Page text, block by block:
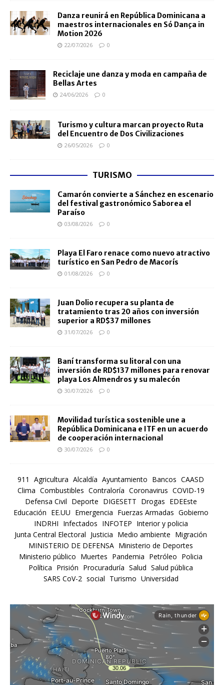
Danza reunirá en República Dominicana a
maestros internacionales en Só Dança in
Motion 2026
22/07/2026 0
Reciclaje une danza y moda en campaña de
Bellas Artes
24/06/2026 0
Turismo y cultura marcan proyecto Ruta
del Encuentro de Dos Civilizaciones
26/05/2026 0
TURISMO
Camarón convierte a Sánchez en escenario
del festival gastronómico Saborea el
Paraíso
03/08/2026 0
Playa El Faro renace como nuevo atractivo
turístico en San Pedro de Macorís
01/08/2026 0
Juan Dolio recupera su planta de
tratamiento tras 20 años con inversión
superior a RD$37 millones
31/07/2026 0
Baní transforma su litoral con una
inversión de RD$137 millones para renovar
playa Los Almendros y su malecón
30/07/2026 0
Movilidad turística sostenible une a
República Dominicana e ITF en un acuerdo
de cooperación internacional
30/07/2026 0
911 Agricultura Alcaldía Ayuntamiento Bancos CAASD
Clima Combustibles Contraloría Coronavirus COVID-19
Defensa Civil Deporte DIGESETT Drogas EDEEste
Educación EE.UU Emergencia Fuerzas Armadas Gobierno
INDRHI Infectados INFOTEP Interior y policia
Junta Central Electoral Justicia Medio ambiente Migración
MINISTERIO DE DEFENSA Ministerio de Deportes
Ministerio público Muertes Pandemia Petróleo Policia
Política Prisión Procuraduría Salud Salud pública
SARS CoV-2 social Turismo Universidad